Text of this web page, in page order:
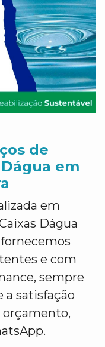
de
em
em
Dágua
e com
sempre
a satisfação
orçamento,